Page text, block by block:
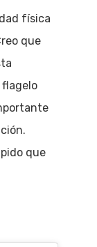
física
que
flagelo
que